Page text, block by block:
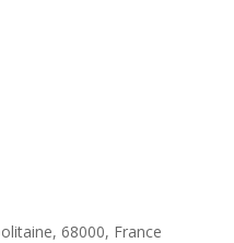
68000, France